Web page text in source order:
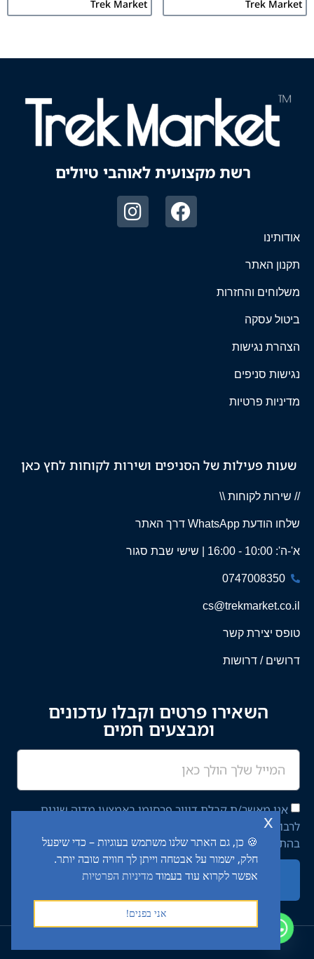
Trek Market
Trek Market
🍪 כן, גם האתר שלנו משתמש בעוגיות – כדי שיפעל
חלק, ישמור על אבטחה וייתן לך חוויה טובה יותר.
אפשר לקרוא עוד בעמודמדיניות הפרטיות
אני בפנים!
x
רשת מקצועית לאוהבי טיולים
אודותינו
תקנון האתר
משלוחים והחזרות
ביטול עסקה
הצהרת נגישות
נגישות סניפים
מדיניות פרטיות
שעות פעילות של הסניפים ושירות לקוחות לחץ כאן
// שירות לקוחות \\
שלחו הודעת WhatsApp דרך האתר
א'-ה': 10:00 - 16:00 | שישי שבת סגור
0747008350
cs@trekmarket.co.il
טופס יצירת קשר
דרושים / דרושות
השאירו פרטים וקבלו עדכונים
ומבצעים חמים
אני מאשר/ת קבלת דיוור פרסומי באמצעי מדיה שונים
לרבות מסרון ודוא"ל מחברת יציב איתן השקעות בע"מ,
בהתאם ל־מדיניות הפרטיותבאתר.
שליחה